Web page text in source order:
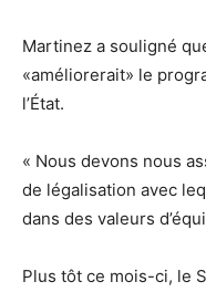
Martinez a souligné
«améliorerait» le
l’État.
« Nous devons nous
de légalisation avec
dans des valeurs
Plus tôt ce mois-ci, le